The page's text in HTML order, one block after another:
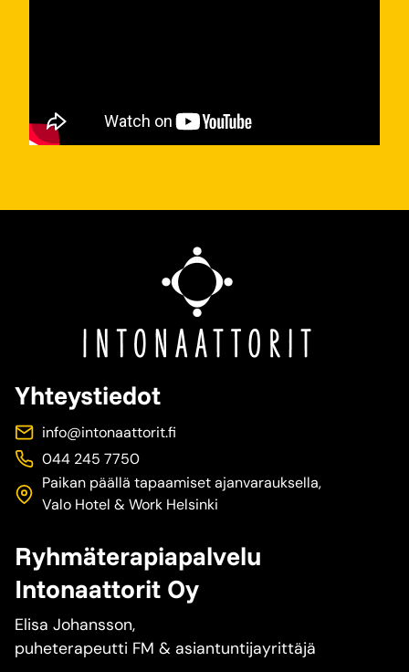
Yhteystiedot
info@intonaattorit.fi
044 245 7750
Paikan päällä tapaamiset ajanvarauksella,
Valo Hotel & Work Helsinki
Ryhmäterapiapalvelu
Intonaattorit Oy
Elisa Johansson,
puheterapeutti FM & asiantuntijayrittäjä